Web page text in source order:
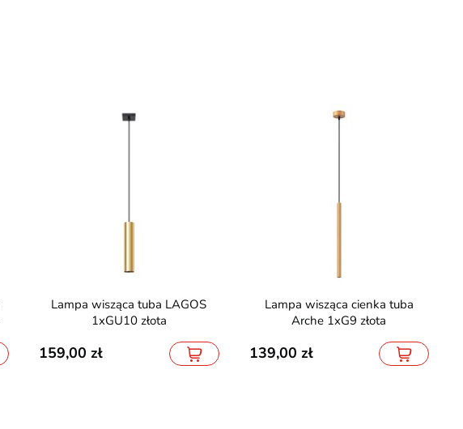
Lampa wisząca tuba LAGOS
1xGU10 złota
159,00
Lampa wisząca cienka tuba
Arche 1xG9 złota
139,00